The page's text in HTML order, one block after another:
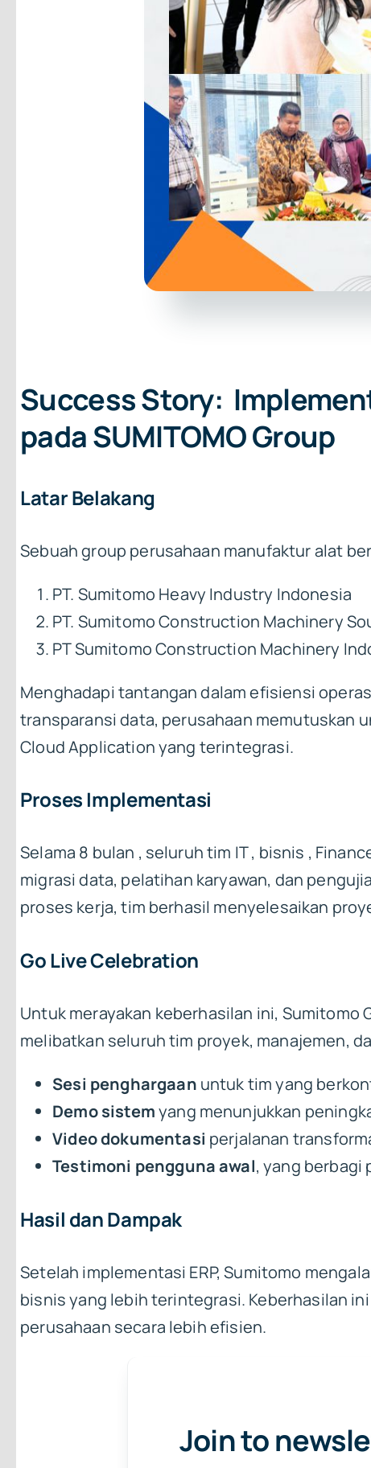
Success Story:
pada SUMITOMO Group
Latar Belakang
Sebuah group perusahaan manufaktur alat
PT. Sumitomo Heavy Industry Indonesia
PT. Sumitomo Construction Machinery
PT Sumitomo Construction Machinery
Menghadapi tantangan dalam efisiensi
transparansi data, perusahaan memutuskan
Cloud Application yang terintegrasi.
Proses Implementasi
Selama 8 bulan , seluruh tim IT , bisnis ,
migrasi data, pelatihan karyawan, dan
proses kerja, tim berhasil menyelesaikan
Go Live Celebration
Untuk merayakan keberhasilan ini, Sumitomo
melibatkan seluruh tim proyek, manajemen,
Sesi penghargaan untuk tim yang
Demo sistemyang menunjukkan
Video dokumentasi perjalanan
Testimoni pengguna awal, yang berbagi
Hasil dan Dampak
Setelah implementasi ERP, Sumitomo
bisnis yang lebih terintegrasi. Keberhasilan
perusahaan secara lebih efisien.
Join to